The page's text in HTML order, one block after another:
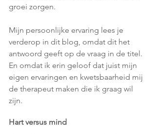
groei zorgen.
Mijn persoonlijke ervaring lees je
verderop in dit blog, omdat dit het
antwoord geeft op de vraag in de titel.
En omdat ik erin geloof dat juist mijn
eigen ervaringen en kwetsbaarheid mij
de therapeut maken die ik graag wil
zijn.
Hart versus mind